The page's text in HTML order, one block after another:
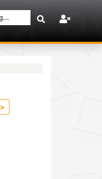
×
>